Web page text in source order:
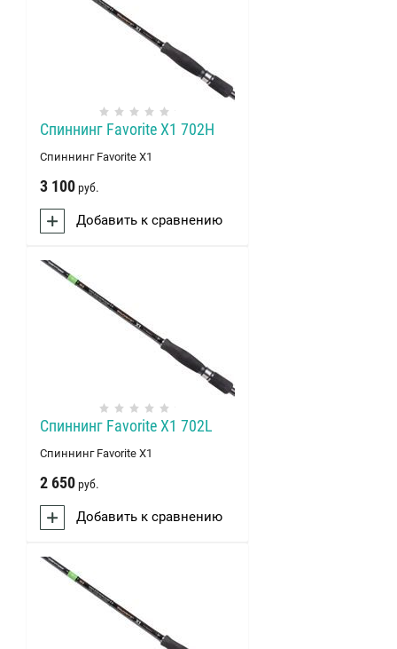
Спиннинг Favorite X1 702H
Спиннинг Favorite X1
3 100 руб.
Добавить к сравнению
Спиннинг Favorite X1 702L
Спиннинг Favorite X1
2 650 руб.
Добавить к сравнению